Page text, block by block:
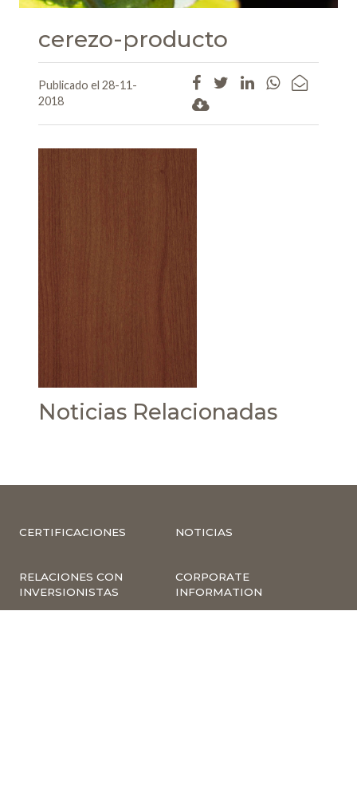
cerezo-producto
Publicado el 28-11-
2018
Noticias Relacionadas
CERTIFICACIONES NOTICIAS
RELACIONES CON
INVERSIONISTAS
CORPORATE
INFORMATION